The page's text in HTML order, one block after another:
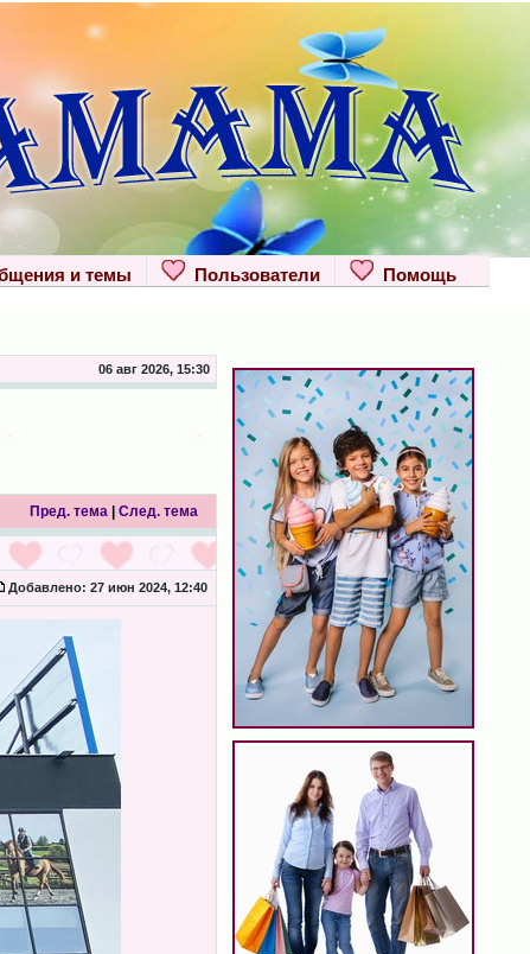
Помощь
Пользователи
и темы
06 авг 2026, 15:30
Пред. тема| След. тема
Добавлено: 27 июн 2024, 12:40